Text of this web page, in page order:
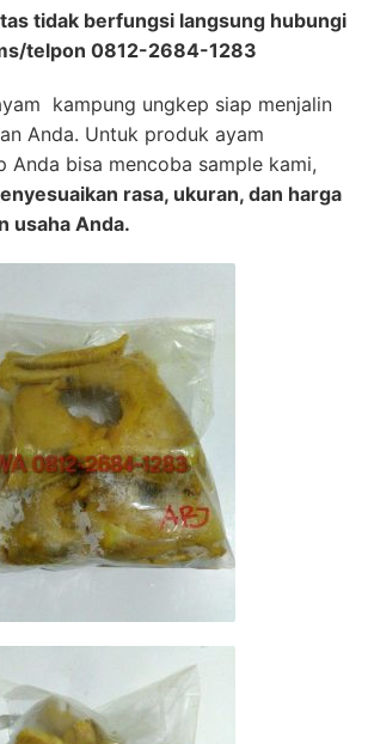
tidak berfungsi langsung hubungi
telpon 0812-2684-1283
kampung ungkep siap menjalin
Anda. Untuk produk ayam
Anda bisa mencoba sample kami,
rasa, ukuran, dan harga
usaha Anda.